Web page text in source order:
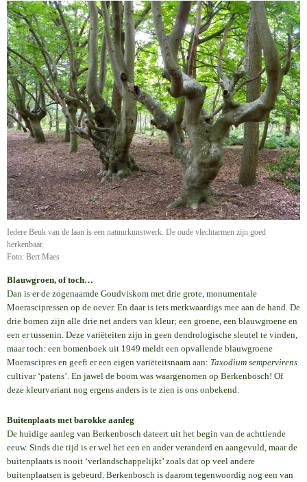
Iedere Beuk van de laan is een natuurkunstwerk. De oude vlechtarmen zijn goed
herkenbaar.
Foto: Bert Maes
Blauwgroen, of toch…
Dan is er de zogenaamde Goudviskom met drie grote, monumentale
Moerascipressen op de oever. En daar is iets merkwaardigs mee aan de hand. De
drie bomen zijn alle drie net anders van kleur; een groene, een blauwgroene en
een er tussenin. Deze variëteiten zijn in geen dendrologische sleutel te vinden,
maar toch: een bomenboek uit 1949 meldt een opvallende blauwgroene
Moerascipres en geeft er een eigen variëteitsnaam aan: Taxodium sempervirens
cultivar ‘patens’. En jawel de boom was waargenomen op Berkenbosch! Of
deze kleurvariant nog ergens anders is te zien is ons onbekend.
Buitenplaats met barokke aanleg
De huidige aanleg van Berkenbosch dateert uit het begin van de achttiende
eeuw. Sinds die tijd is er wel het een en ander veranderd en aangevuld, maar de
buitenplaats is nooit ‘verlandschappelijkt’ zoals dat op veel andere
buitenplaatsen is gebeurd. Berkenbosch is daarom tegenwoordig nog een van